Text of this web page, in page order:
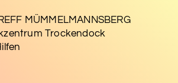
MÜMMELMANNSBERG
Trockendock